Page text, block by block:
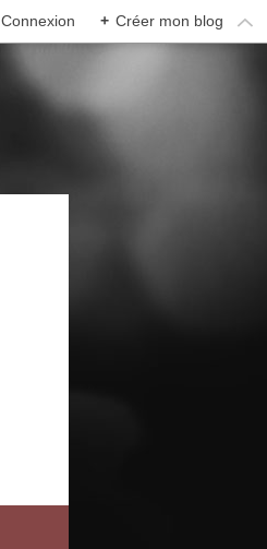
Connexion + Créer mon blog